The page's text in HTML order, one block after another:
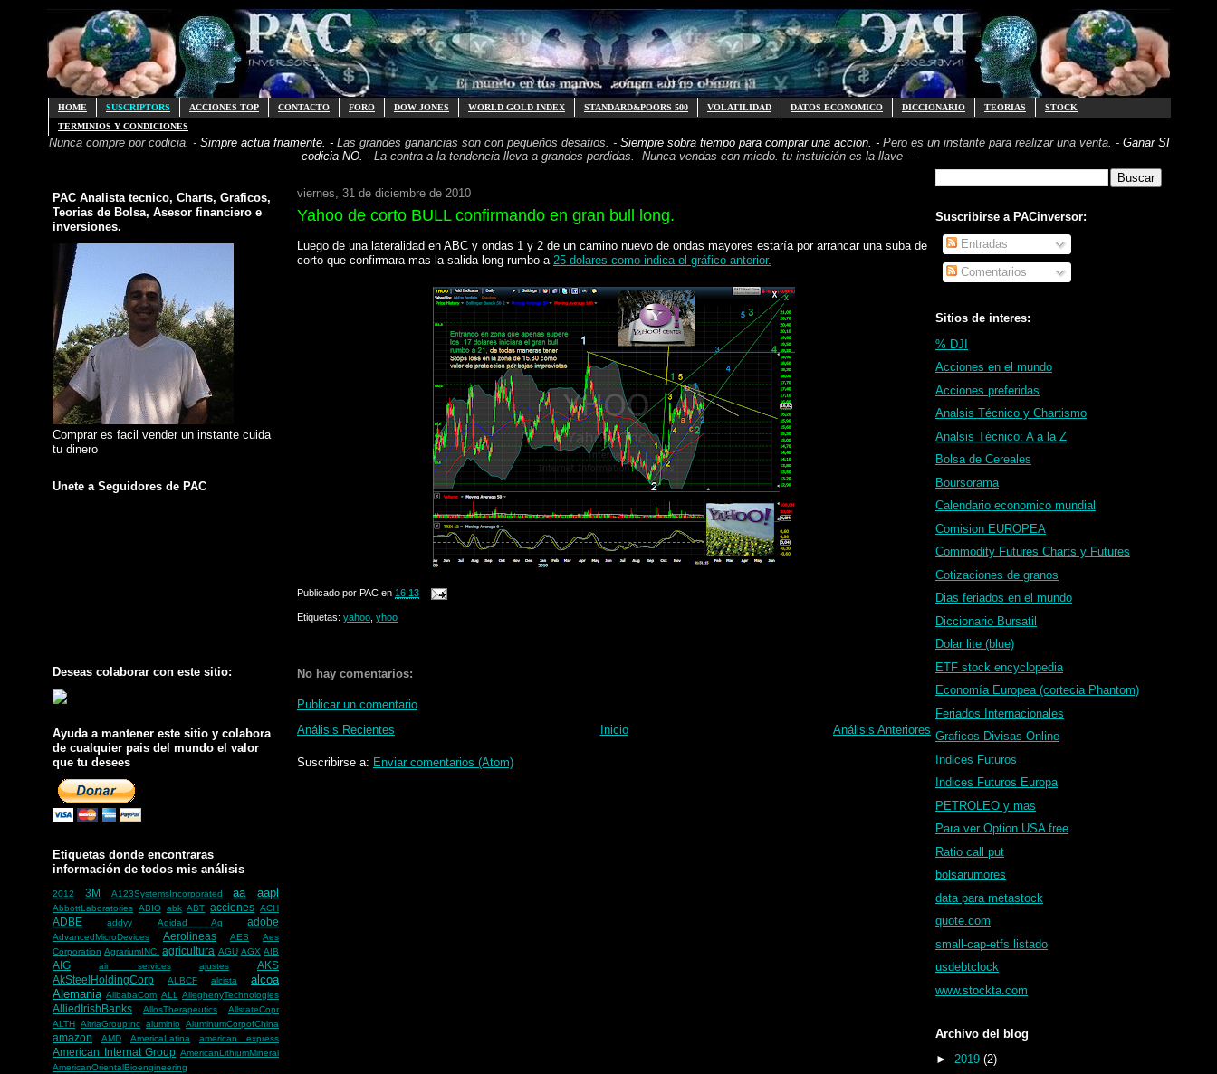
HOME SUSCRIPTORS ACCIONES TOP CONTACTO FORO DOW JONES WORLD GOLD INDEX STANDARD&POORS 500 VOLATILIDAD DATOS ECONOMICO DICCIONARIO TEORIAS
STOCK
TERMINIOS Y CONDICIONES
Nunca compre por codicia. - Simpre actua friamente. - Las grandes ganancias son con pequeños desafios. - Siempre sobra tiempo para comprar una accion. - Pero es un instante para realizar una venta. - Ganar SI
codicia NO. - La contra a la tendencia lleva a grandes perdidas. -Nunca vendas con miedo. tu instuición es la llave- -
PAC Analista tecnico, Charts, Graficos,
Teorias de Bolsa, Asesor financiero e
inversiones.
Comprar es facil vender un instante cuida
tu dinero
Unete a Seguidores de PAC
Deseas colaborar con este sitio:
Ayuda a mantener este sitio y colabora
de cualquier pais del mundo el valor
que tu desees
Etiquetas donde encontraras
información de todos mis análisis
2012 3M A123SystemsIncorporated aa aapl
AbbottLaboratories ABIO abk ABT acciones ACH
ADBE addyy Adidad Ag adobe
AdvancedMicroDevices Aerolineas AES
Aes
Corporation AgrariumINC. agricultura AGU AGX AIB
AIG air services ajustes
AKS
AkSteelHoldingCorp
ALBCF alcista
alcoa
Alemania AlibabaCom ALL AlleghenyTechnologies
AlliedIrishBanks AllosTherapeutics
AllstateCopr
ALTH
AltriaGroupInc aluminio AluminumCorpofChina
amazon AMD AmericaLatina american express
American Internat Group AmericanLithiumMineral
AmericanOrientalBioengineering
viernes, 31 de diciembre de 2010
Yahoo de corto BULL confirmando en gran bull long.
Luego de una lateralidad en ABC y ondas 1 y 2 de un camino nuevo de ondas mayores estaría por arrancar una suba de
corto que confirmara mas la salida long rumbo a 25 dolares como indica el gráfico anterior.
Publicado por PAC en 16:13
Etiquetas: yahoo, yhoo
No hay comentarios:
Publicar un comentario
Análisis Recientes
Análisis Anteriores
Inicio
Suscribirse a: Enviar comentarios (Atom)
Suscribirse a PACinversor:
Entradas
Comentarios
Sitios de interes:
% DJI
Acciones en el mundo
Acciones preferidas
Analsis Técnico y Chartismo
Analsis Técnico: A a la Z
Bolsa de Cereales
Boursorama
Calendario economico mundial
Comision EUROPEA
Commodity Futures Charts y Futures
Cotizaciones de granos
Dias feriados en el mundo
Diccionario Bursatil
Dolar lite (blue)
ETF stock encyclopedia
Economía Europea (cortecia Phantom)
Feriados Internacionales
Graficos Divisas Online
Indices Futuros
Indices Futuros Europa
PETROLEO y mas
Para ver Option USA free
Ratio call put
bolsarumores
data para metastock
quote.com
small-cap-etfs listado
usdebtclock
www.stockta.com
Archivo del blog
► 2019 (2)